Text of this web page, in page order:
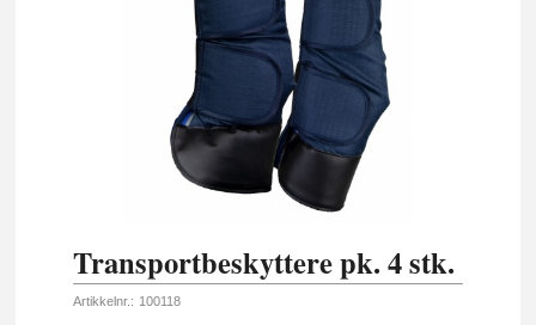
Transportbeskyttere pk. 4 stk.
Artikkelnr.: 100118